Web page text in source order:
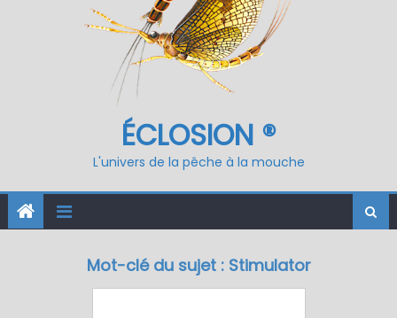
ÉCLOSION ®
L'univers de la pêche à la mouche
Mot-clé du sujet : Stimulator